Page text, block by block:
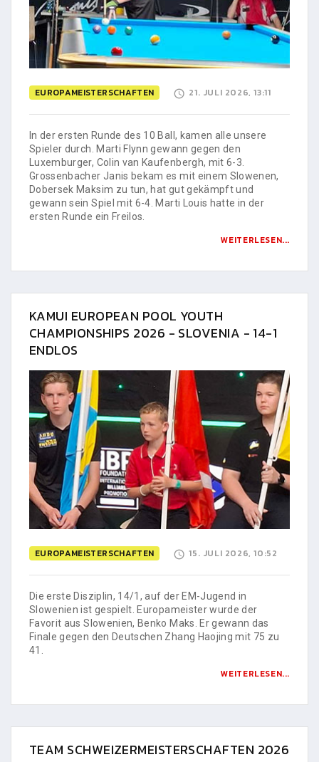
EUROPAMEISTERSCHAFTEN 21. JULI 2026, 13:11
In der ersten Runde des 10 Ball, kamen alle unsere
Spieler durch. Marti Flynn gewann gegen den
Luxemburger, Colin van Kaufenbergh, mit 6-3.
Grossenbacher Janis bekam es mit einem Slowenen,
Dobersek Maksim zu tun, hat gut gekämpft und
gewann sein Spiel mit 6-4. Marti Louis hatte in der
ersten Runde ein Freilos.
WEITERLESEN...
KAMUI EUROPEAN POOL YOUTH
CHAMPIONSHIPS 2026 - SLOVENIA - 14-1
ENDLOS
EUROPAMEISTERSCHAFTEN 15. JULI 2026, 10:52
Die erste Disziplin, 14/1, auf der EM-Jugend in
Slowenien ist gespielt. Europameister wurde der
Favorit aus Slowenien, Benko Maks. Er gewann das
Finale gegen den Deutschen Zhang Haojing mit 75 zu
41.
WEITERLESEN...
TEAM SCHWEIZERMEISTERSCHAFTEN 2026